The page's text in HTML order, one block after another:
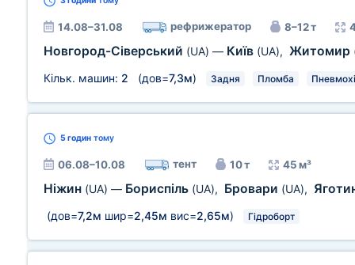
14.08–31.08 рефрижератор 8–12 т
Новгород-Сіверський (UA) — Київ (UA), Житомир
Кільк. машин: 2 (дов=7,3м) Задня Пломба
5 годин тому
06.08–10.08 тент 10 т 45 м³
Ніжин (UA) — Бориспіль (UA), Бровари (UA),
(дов=7,2м шир=2,45м вис=2,65м) Гідроборт